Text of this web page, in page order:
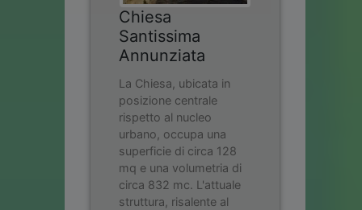
Chiesa
Santissima
Annunziata
La Chiesa, ubicata in
posizione centrale
rispetto al nucleo
urbano, occupa una
superficie di circa 128
mq e una volumetria di
circa 832 mc. L'attuale
struttura, risalente al